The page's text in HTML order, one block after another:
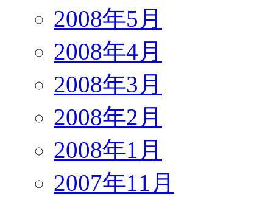
2008年5月
2008年4月
2008年3月
2008年2月
2008年1月
2007年11月